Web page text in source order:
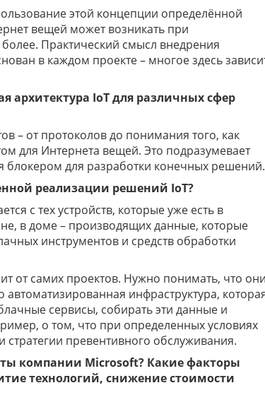
этой концепции определённой
вещей может возникать при
более. Практический смысл внедрения
в каждом проекте – многое здесь
архитектура IoT для различных сфер
– от протоколов до понимания того, как
для Интернета вещей. Это подразумевает
блокером для разработки конечных решений.
реализации решений IoT?
с тех устройств, которые уже есть в
в доме – производящих данные, которые
инструментов и средств обработки
от самих проектов. Нужно понимать, что они
инфраструктура,
сервисы, собирать эти данные и
о том, что при определенных условиях
превентивного обслуживания.
компании Microsoft? Какие факторы
технологий, снижение стоимости